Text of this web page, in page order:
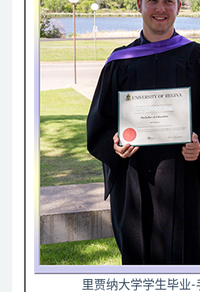
里贾纳大学学生毕业-